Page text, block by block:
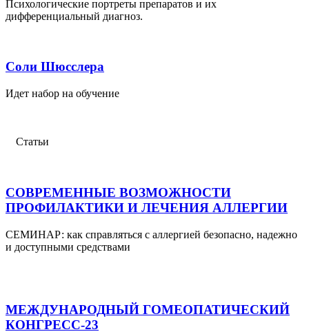
Психологические портреты препаратов и их
дифференциальный диагноз.
Соли Шюсслера
Идет набор на обучение
Статьи
СОВРЕМЕННЫЕ ВОЗМОЖНОСТИ
ПРОФИЛАКТИКИ И ЛЕЧЕНИЯ АЛЛЕРГИИ
СЕМИНАР: как справляться с аллергией безопасно, надежно
и доступными средствами
МЕЖДУНАРОДНЫЙ ГОМЕОПАТИЧЕСКИЙ
КОНГРЕСС-23